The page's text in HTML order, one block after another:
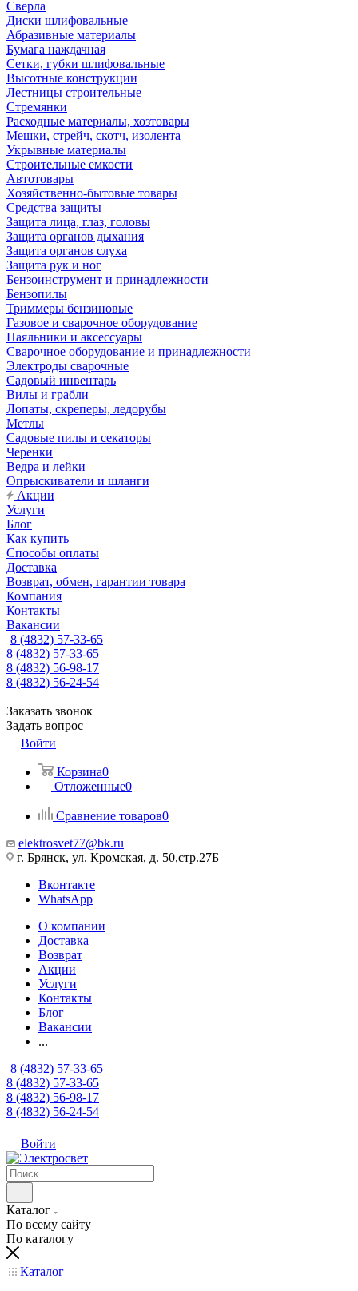
Сверла
Диски шлифовальные
Абразивные материалы
Бумага наждачная
Сетки, губки шлифовальные
Высотные конструкции
Лестницы строительные
Стремянки
Расходные материалы, хозтовары
Мешки, стрейч, скотч, изолента
Укрывные материалы
Строительные емкости
Автотовары
Хозяйственно-бытовые товары
Средства защиты
Защита лица, глаз, головы
Защита органов дыхания
Защита органов слуха
Защита рук и ног
Бензоинструмент и принадлежности
Бензопилы
Триммеры бензиновые
Газовое и сварочное оборудование
Паяльники и аксессуары
Сварочное оборудование и принадлежности
Электроды сварочные
Садовый инвентарь
Вилы и грабли
Лопаты, скреперы, ледорубы
Метлы
Садовые пилы и секаторы
Черенки
Ведра и лейки
Опрыскиватели и шланги
Акции
Услуги
Блог
Как купить
Способы оплаты
Доставка
Возврат, обмен, гарантии товара
Компания
Контакты
Вакансии
8 (4832) 57-33-65
8 (4832) 57-33-65
8 (4832) 56-98-17
8 (4832) 56-24-54
Заказать звонок
Задать вопрос
Войти
Корзина0
Отложенные0
Сравнение товаров0
elektrosvet77@bk.ru
г. Брянск, ул. Кромская, д. 50,стр.27Б
Вконтакте
WhatsApp
О компании
Доставка
Возврат
Акции
Услуги
Контакты
Блог
Вакансии
...
8 (4832) 57-33-65
8 (4832) 57-33-65
8 (4832) 56-98-17
8 (4832) 56-24-54
Войти
Каталог
По всему сайту
По каталогу
Каталог